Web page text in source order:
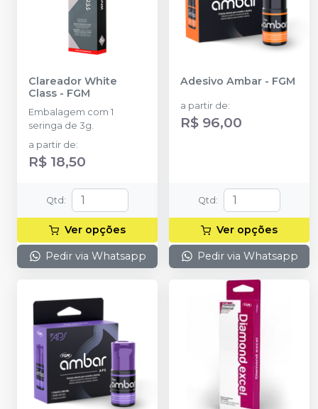
Clareador White
Class - FGM
Embalagem com 1
seringa de 3g.
a partir de:
R$ 18,50
Qtd :
Ver opções
Pedir via Whatsapp
Adesivo Ambar - FGM
a partir de:
R$ 96,00
Qtd :
Ver opções
Pedir via Whatsapp